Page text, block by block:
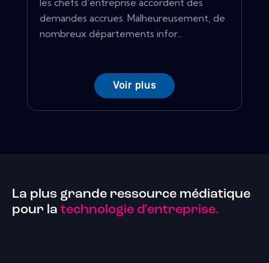
les chefs d'entreprise accordent des
demandes accrues. Malheureusement, de
nombreux départements infor...
Voir plus
La plus grande ressource médiatique
pour la technologie d'entreprise.